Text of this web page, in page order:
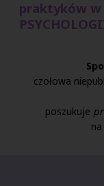
praktyków w
czołowa
poszukuje